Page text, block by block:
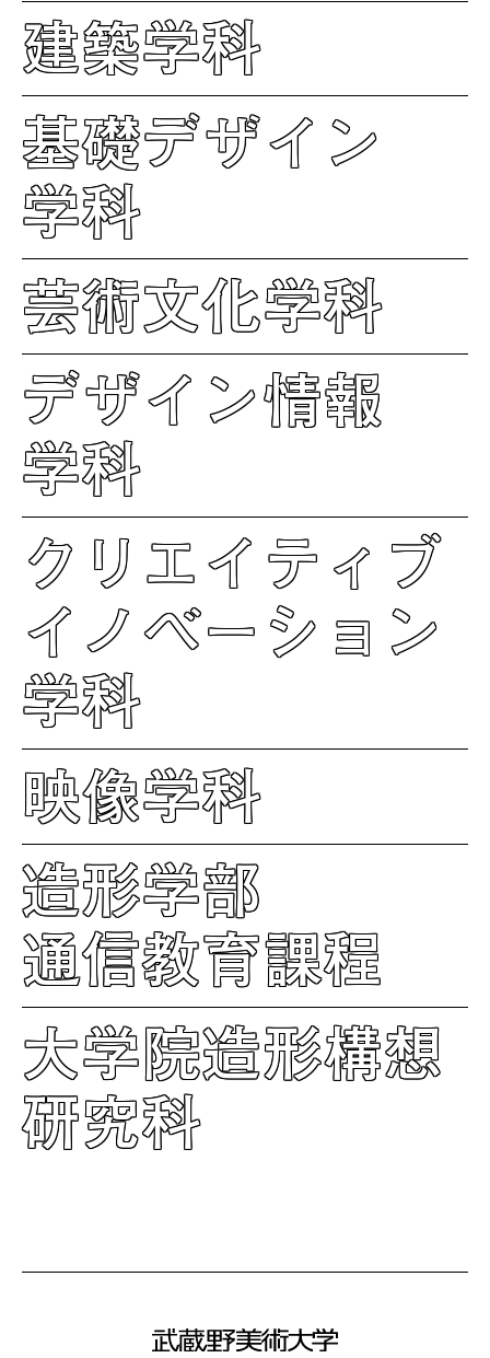
建築学科
基礎デザイン
学科
芸術文化学科
デザイン情報
学科
クリエイティブ
イノベーション
学科
映像学科
造形学部
通信教育課程
大学院造形構想
研究科